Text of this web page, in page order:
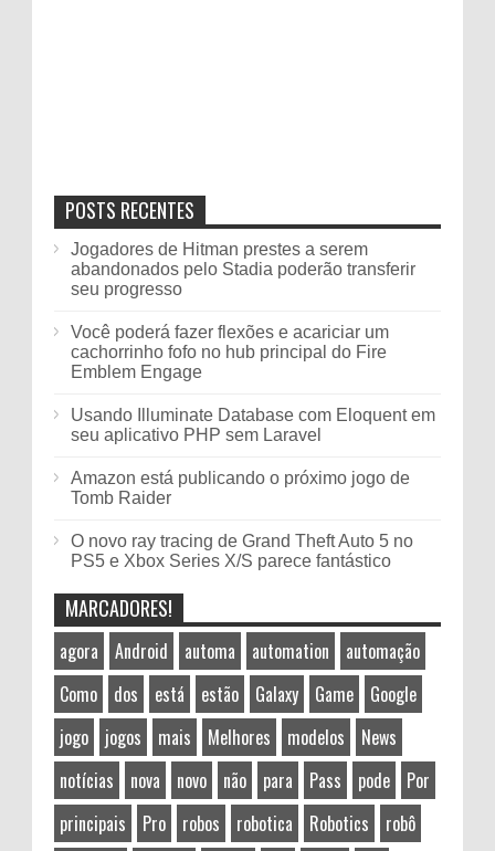
POSTS RECENTES
Jogadores de Hitman prestes a serem
abandonados pelo Stadia poderão transferir
seu progresso
Você poderá fazer flexões e acariciar um
cachorrinho fofo no hub principal do Fire
Emblem Engage
Usando Illuminate Database com Eloquent em
seu aplicativo PHP sem Laravel
Amazon está publicando o próximo jogo de
Tomb Raider
O novo ray tracing de Grand Theft Auto 5 no
PS5 e Xbox Series X/S parece fantástico
MARCADORES!
agora Android automa automation
automação
Como
dos está estão Galaxy Game
Google
jogo
jogos mais Melhores modelos
News
notícias
nova novo não para Pass pode
Por
principais
Pro robos robotica Robotics
robô